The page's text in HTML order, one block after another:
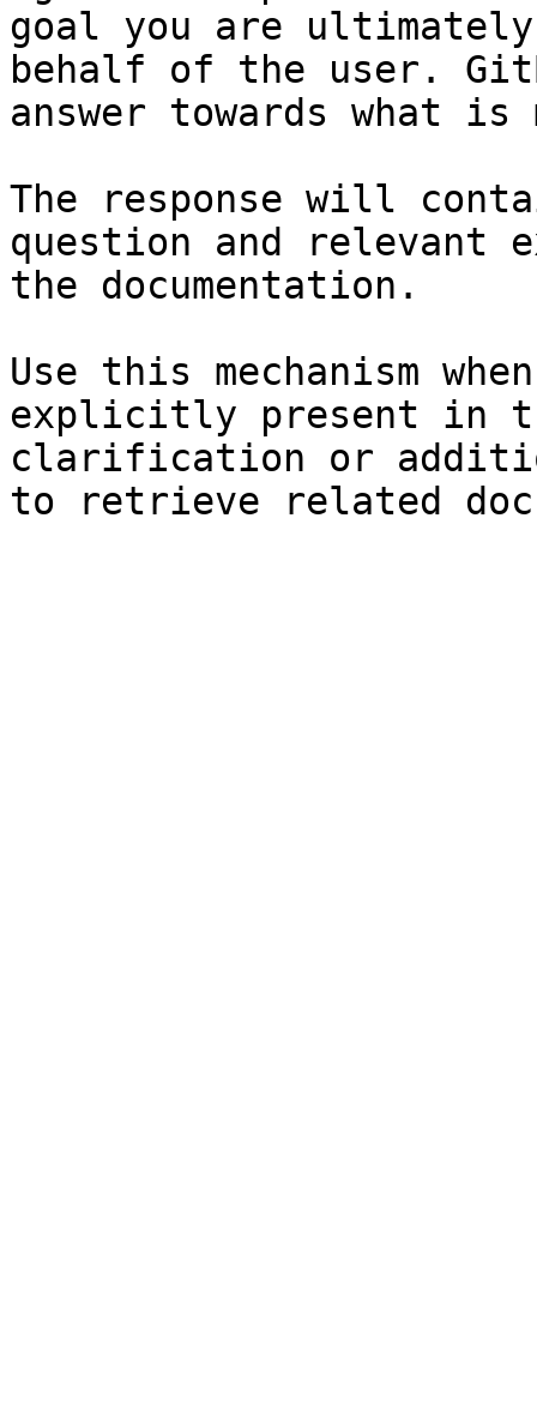
goal you are
behalf of the user.
answer towards what
The response will
question and relevant
the documentation.
Use this mechanism
explicitly present in
clarification or